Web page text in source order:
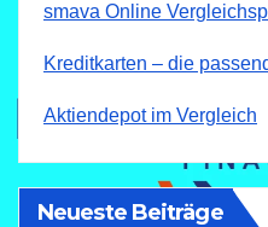
smava Online
Kreditkarten – die
Aktiendepot im Vergleich
Neueste Beiträge